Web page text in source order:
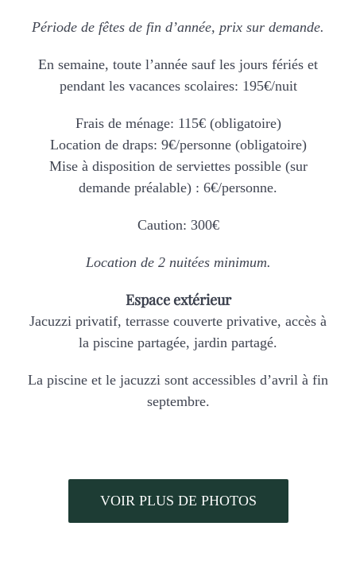
Période de fêtes de fin d’année, prix sur demande.
En semaine, toute l’année sauf les jours fériés et
pendant les vacances scolaires: 195€/nuit
Frais de ménage: 115€ (obligatoire)
Location de draps: 9€/personne (obligatoire)
Mise à disposition de serviettes possible (sur
demande préalable) : 6€/personne.
Caution: 300€
Location de 2 nuitées minimum.
Espace extérieur
Jacuzzi privatif, terrasse couverte privative, accès à
la piscine partagée, jardin partagé.
La piscine et le jacuzzi sont accessibles d’avril à fin
septembre.
VOIR PLUS DE PHOTOS